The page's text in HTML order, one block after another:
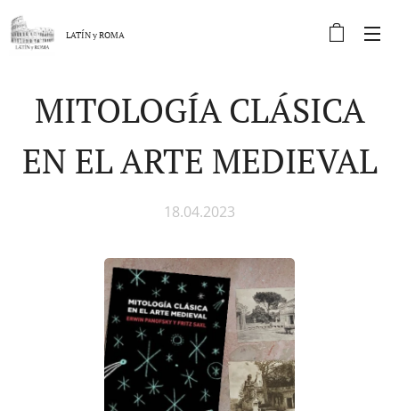
LATÍN yROMA
MITOLOGÍA CLÁSICA
EN EL ARTE MEDIEVAL
18.04.2023